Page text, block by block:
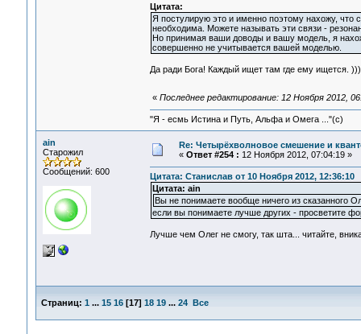
Цитата:
Я постулирую это и именно поэтому нахожу, что
необходима. Можете называть эти связи -
Но принимая ваши доводы и вашу модель, я
совершенно не учитывается вашей моделью.
Да ради Бога! Каждый ищет там где ему ищется. )))
« Последнее редактирование: 12 Ноября 2012,
"Я - есмь Истина и Путь, Альфа и Омега ..."(с)
ain
Старожил
Сообщений: 600
Re: Четырёхволновое смешение и
« Ответ #254 : 12 Ноября 2012, 07:04:19 »
Цитата: Станислав от 10 Ноября 2012, 12:36:10
Цитата: ain
Вы не понимаете вообще ничего из сказанного
если вы понимаете лучше других - просветите
Лучше чем Олег не смогу, так шта... читайте,
Страниц: 1 ... 15 16[17] 18 19 ... 24 Все